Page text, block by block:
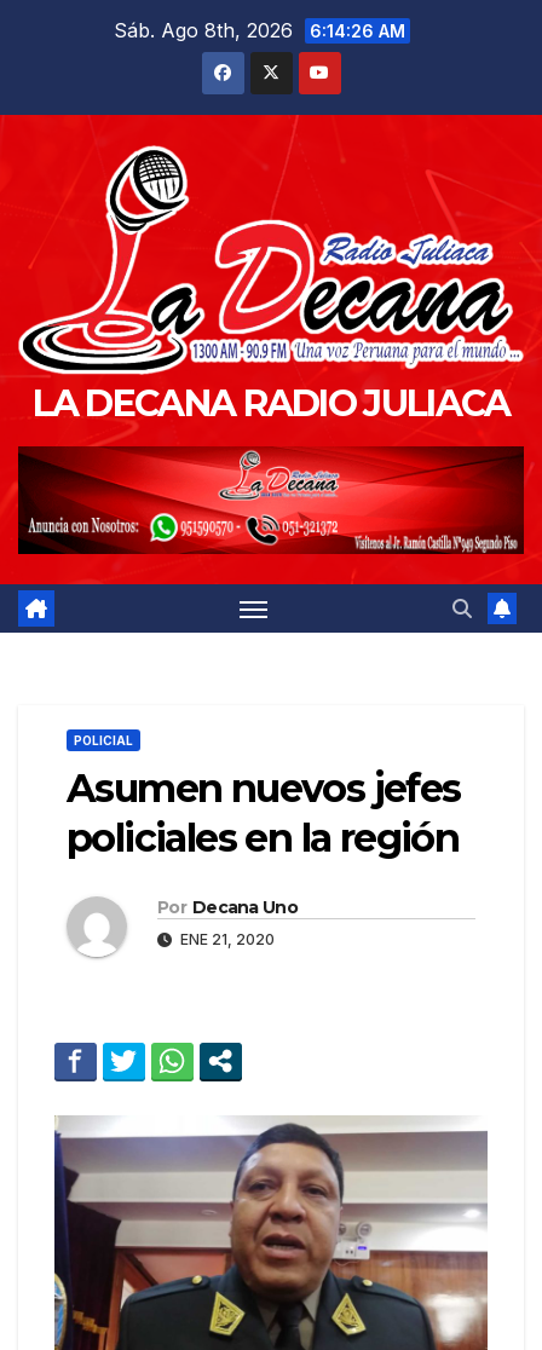
Sáb. Ago 8th, 2026 6:14:27 AM
LA DECANA RADIO JULIACA
POLICIAL
Asumen nuevos jefes
policiales en la región
Por Decana Uno
ENE 21, 2020